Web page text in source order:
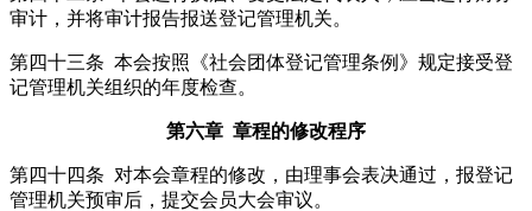
审计，并将审计报告报送登记管理机关。
第四十三条 本会按照《社会团体登记管理条例》规定接受登
记管理机关组织的年度检查。
第六章 章程的修改程序
第四十四条 对本会章程的修改，由理事会表决通过，报登记
管理机关预审后，提交会员大会审议。